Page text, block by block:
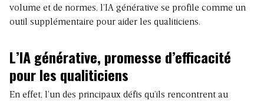
volume et de normes, l’IA générative se profile comme un
outil supplémentaire pour aider les qualiticiens.
L’IA générative, promesse d’efficacité
pour les qualiticiens
En effet, l’un des principaux défis qu’ils rencontrent au